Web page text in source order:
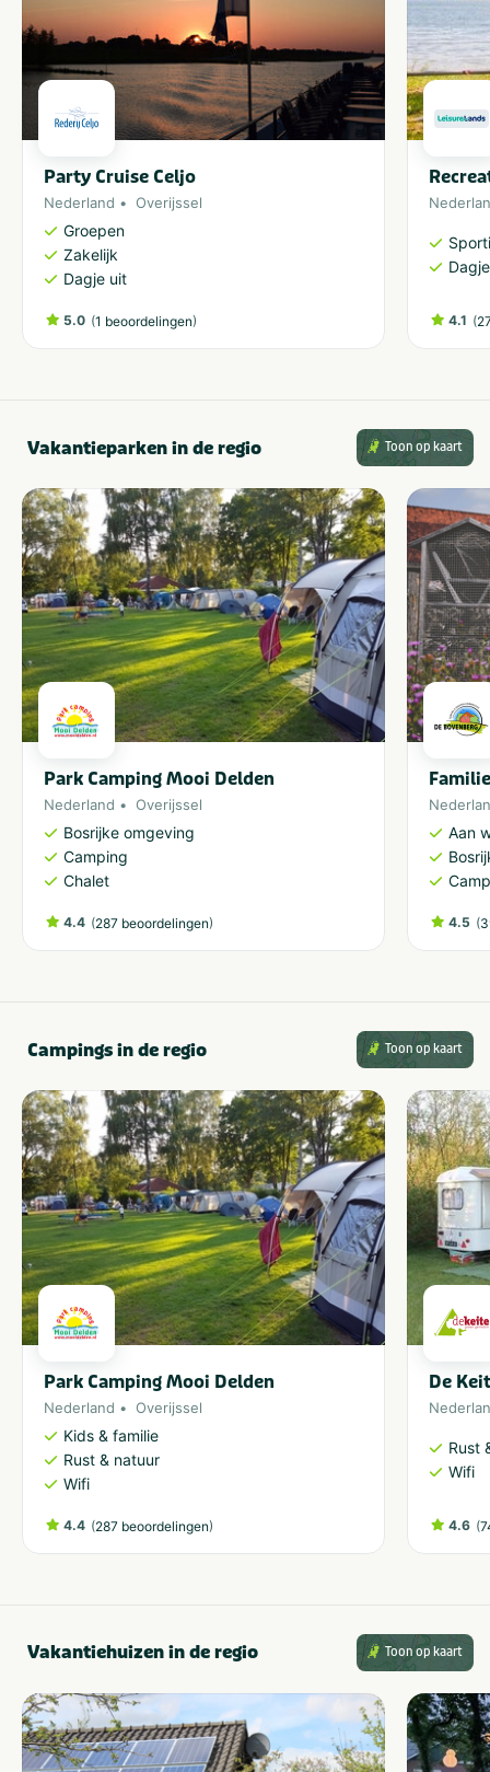
Party Cruise Celjo
Nederland Overijssel
Groepen
Zakelijk
Dagje uit
5.0 (1 beoordelingen) 4.1 (
Vakantieparken in de regio Toon op kaart
Park Camping Mooi Delden
Nederland Overijssel
Bosrijke omgeving
Camping
Chalet
4.4 (287 beoordelingen)
Aan
4.5 (
Campings in de regio Toon op kaart
Park Camping Mooi Delden
Nederland Overijssel
Kids & familie
Rust & natuur
Wifi
4.4 (287 beoordelingen)
De
Rust
Wifi
4.6 (
Vakantiehuizen in de regio Toon op kaart